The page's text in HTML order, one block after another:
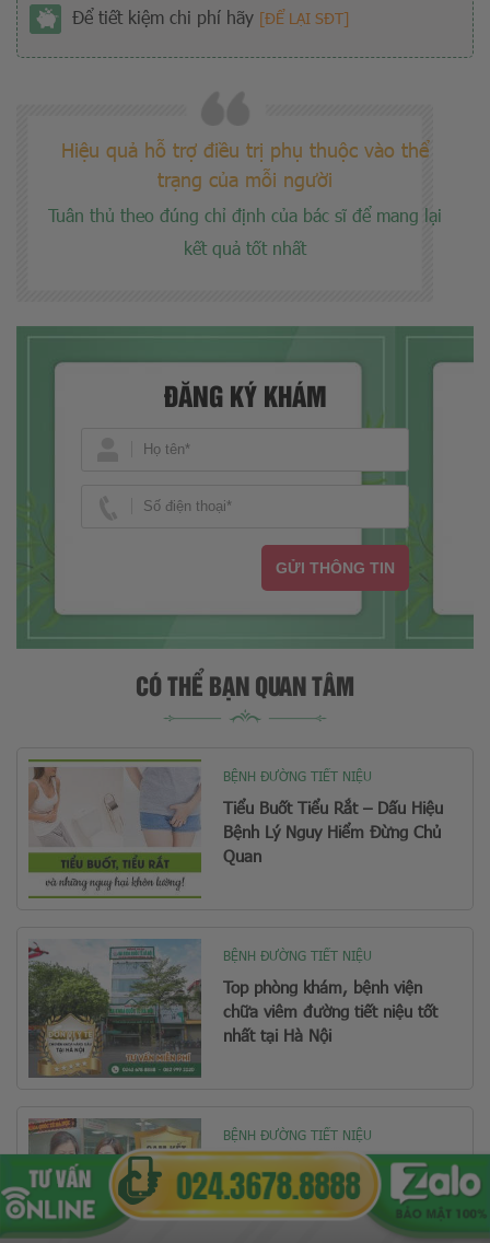
Để tiết kiệm chi phí hãy [ĐỂ LẠI SĐT]
Hiệu quả hỗ trợ điều trị phụ thuộc vào thể
trạng của mỗi người
Tuân thủ theo đúng chỉ định của bác sĩ để mang lại
kết quả tốt nhất
ĐĂNG KÝ KHÁM
GỬI THÔNG TIN
CÓ THỂ BẠN QUAN TÂM
BỆNH ĐƯỜNG TIẾT NIỆU
Tiểu Buốt Tiểu Rắt – Dấu Hiệu
Bệnh Lý Nguy Hiểm Đừng Chủ
Quan
BỆNH ĐƯỜNG TIẾT NIỆU
Top phòng khám, bệnh viện
chữa viêm đường tiết niệu tốt
nhất tại Hà Nội
BỆNH ĐƯỜNG TIẾT NIỆU
Tìm hiểu hiện tượng tiểu rắt –
tiểu buốt cùng cách chữa hiệu
quả